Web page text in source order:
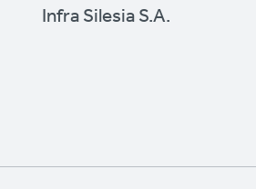
Infra Silesia S.A.